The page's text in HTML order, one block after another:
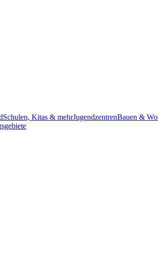
Schulen, Kitas & mehrJugendzentrenBauen &